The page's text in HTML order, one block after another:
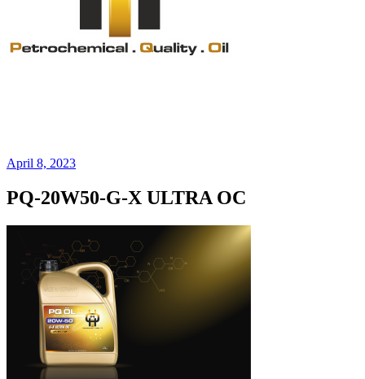
ULTRA OC
April 8, 2023
PQ-20W50-G-X ULTRA OC